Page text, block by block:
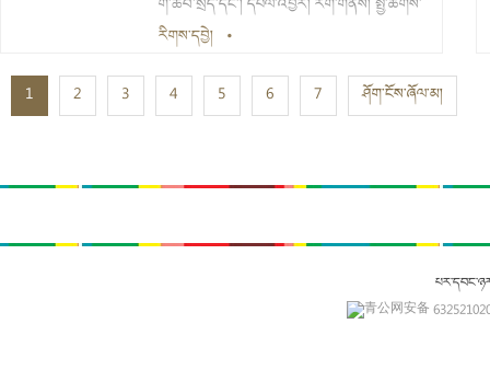
བའི་ཐོན་ལས་རྣམ་པ་དང་། དེང་རབས་ཅན་གྱི་དཔལ་
རིག་ལྡན་དཔལ་འབྱོར་གྱི་རྣམ་པ་ཐག་གཅོད་བྱེད་དགོས།
གི་ཆབ་སྲིད་དང་། དཔལ་འབྱོར། རིག་གནས། སྤྱི་ཚོགས་
ཀྱི་ཡུལ་སྲོལ་གོམས་གཤིས་བཅས་ཀྱི་གནས་ཚུལ་མཚོན་
རྐྱེན་ཞིག་ཡིན།
རིགས་དབྱེ། •
1 2 3 4 5 6 7 ཤོག་ངོས་ཞོལ་མ།
青公网安备